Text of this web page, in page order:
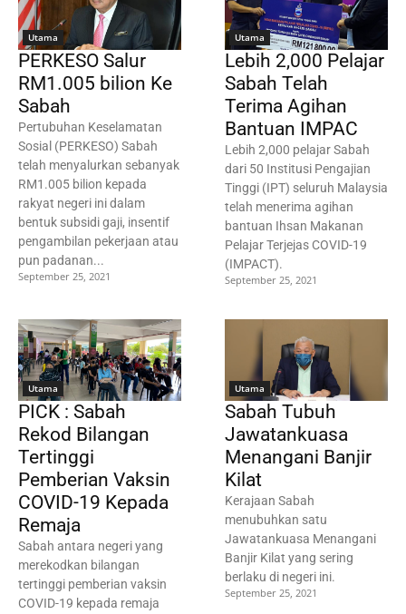
Utama
PERKESO Salur
RM1.005 bilion Ke
Sabah
Pertubuhan Keselamatan
Sosial (PERKESO) Sabah
telah menyalurkan sebanyak
RM1.005 bilion kepada
rakyat negeri ini dalam
bentuk subsidi gaji, insentif
pengambilan pekerjaan atau
pun padanan...
September 25, 2021
Utama
Lebih 2,000 Pelajar
Sabah Telah
Terima Agihan
Bantuan IMPAC
Lebih 2,000 pelajar Sabah
dari 50 Institusi Pengajian
Tinggi (IPT) seluruh Malaysia
telah menerima agihan
bantuan Ihsan Makanan
Pelajar Terjejas COVID-19
(IMPACT).
September 25, 2021
Utama
PICK : Sabah
Rekod Bilangan
Tertinggi
Pemberian Vaksin
COVID-19 Kepada
Remaja
Sabah antara negeri yang
merekodkan bilangan
tertinggi pemberian vaksin
COVID-19 kepada remaja
Utama
Sabah Tubuh
Jawatankuasa
Menangani Banjir
Kilat
Kerajaan Sabah
menubuhkan satu
Jawatankuasa Menangani
Banjir Kilat yang sering
berlaku di negeri ini.
September 25, 2021